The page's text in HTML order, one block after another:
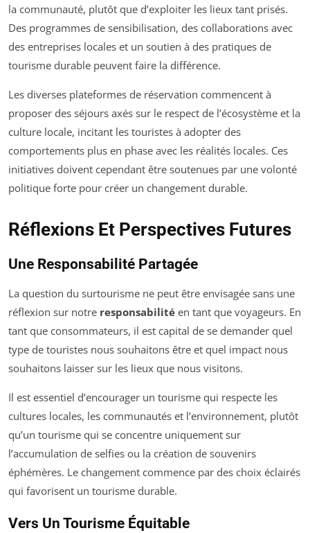
la communauté, plutôt que d’exploiter les lieux tant prisés.
Des programmes de sensibilisation, des collaborations avec
des entreprises locales et un soutien à des pratiques de
tourisme durable peuvent faire la différence.
Les diverses plateformes de réservation commencent à
proposer des séjours axés sur le respect de l’écosystème et la
culture locale, incitant les touristes à adopter des
comportements plus en phase avec les réalités locales. Ces
initiatives doivent cependant être soutenues par une volonté
politique forte pour créer un changement durable.
Réflexions Et Perspectives Futures
Une Responsabilité Partagée
La question du surtourisme ne peut être envisagée sans une
réflexion sur notre responsabilité en tant que voyageurs. En
tant que consommateurs, il est capital de se demander quel
type de touristes nous souhaitons être et quel impact nous
souhaitons laisser sur les lieux que nous visitons.
Il est essentiel d’encourager un tourisme qui respecte les
cultures locales, les communautés et l’environnement, plutôt
qu’un tourisme qui se concentre uniquement sur
l’accumulation de selfies ou la création de souvenirs
éphémères. Le changement commence par des choix éclairés
qui favorisent un tourisme durable.
Vers Un Tourisme Équitable